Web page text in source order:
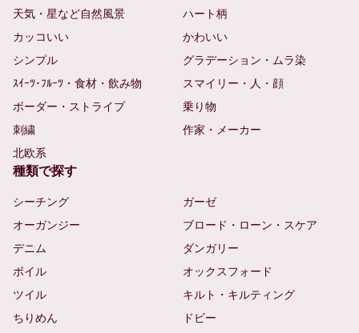
天気・星など自然風景
ハート柄
カッコいい
かわいい
シンプル
グラデーション・ムラ染
ｽｲｰﾂ･ﾌﾙｰﾂ・食材・飲み物
スマイリー・人・顔
ボーダー・ストライプ
乗り物
刺繍
作家・メーカー
北欧系
種類で探す
シーチング
ガーゼ
オーガンジー
ブロード・ローン・スケア
デニム
ダンガリー
ボイル
オックスフォード
ツイル
キルト・キルティング
ちりめん
ドビー